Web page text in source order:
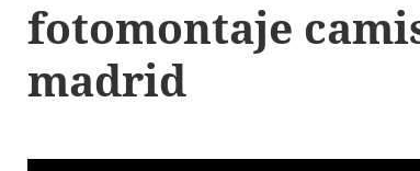
fotomontaje
madrid